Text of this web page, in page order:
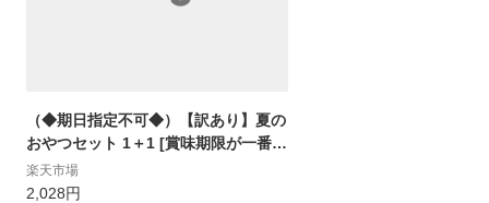
（◆期日指定不可◆）【訳あり】夏の
おやつセット 1＋1 [賞味期限が一番短
い商品は2023年8月22日]
楽天市場
2,028円